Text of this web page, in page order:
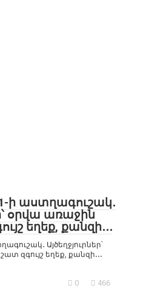
ի աստղագուշակ․
օրվա առաջին
եղեք, քանզի․․․
Այծեղջյուրներ՝
զգույշ եղեք, քանզի․․․
0 466